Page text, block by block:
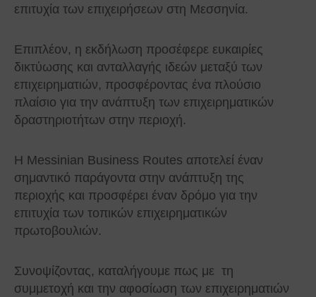
επιτυχία των επιχειρήσεων στη Μεσσηνία.
Επιπλέον, η εκδήλωση προσέφερε ευκαιρίες
δικτύωσης και ανταλλαγής ιδεών μεταξύ των
επιχειρηματιών, προσφέροντας ένα πλούσιο
πλαίσιο για την ανάπτυξη των επιχειρηματικών
δραστηριοτήτων στην περιοχή.
Η Messinian Business Routes αποτελεί έναν
σημαντικό παράγοντα στην ανάπτυξη της
περιοχής και προσφέρει έναν δρόμο για την
επιτυχία των τοπικών επιχειρηματικών
πρωτοβουλιών.
Συνοψίζοντας, καταλήγουμε πως με τη
συμμετοχή και την αφοσίωση των επιχειρηματιών